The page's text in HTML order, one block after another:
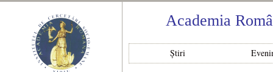
Academia
Știri